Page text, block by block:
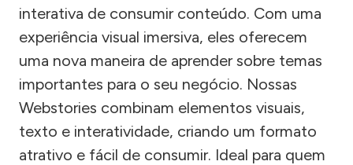
interativa de consumir conteúdo. Com uma
experiência visual imersiva, eles oferecem
uma nova maneira de aprender sobre temas
importantes para o seu negócio. Nossas
Webstories combinam elementos visuais,
texto e interatividade, criando um formato
atrativo e fácil de consumir. Ideal para quem